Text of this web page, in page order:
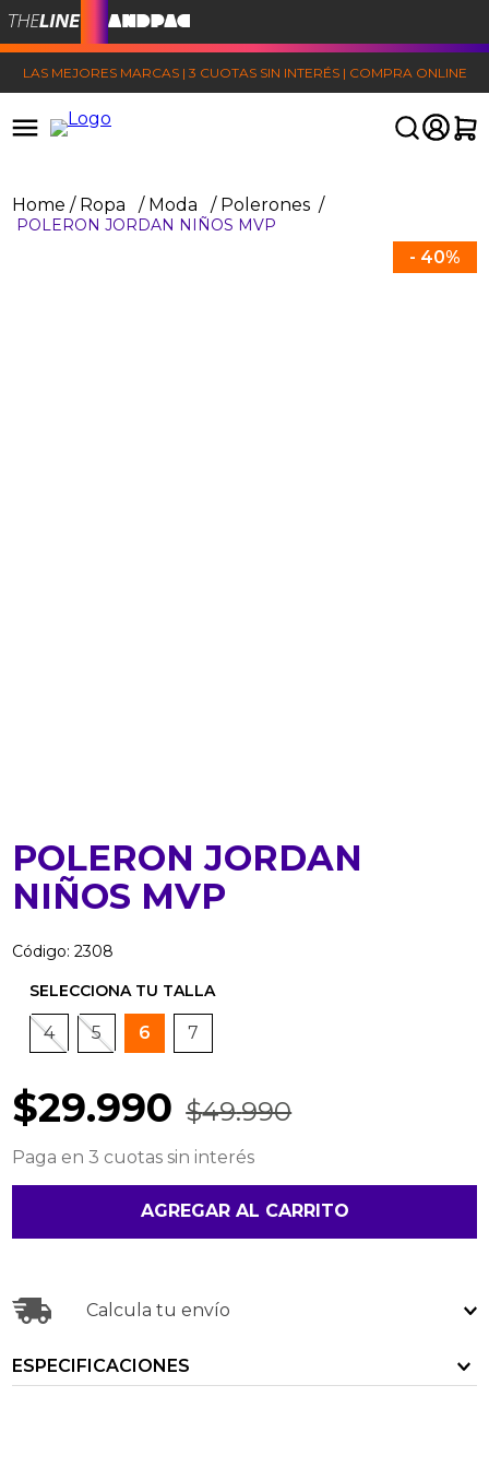
LAS MEJORES MARCAS | 3 CUOTAS SIN INTERÉS | COMPRA ONLINE
Ropa Moda Polerones
POLERON JORDAN NIÑOS MVP
- 40%
POLERON JORDAN
NIÑOS MVP
Código:2308
4 5 6 7
$29.990 $49.990
Paga en 3 cuotas sin interés
AGREGAR AL CARRITO
Calcula tu envío
ESPECIFICACIONES